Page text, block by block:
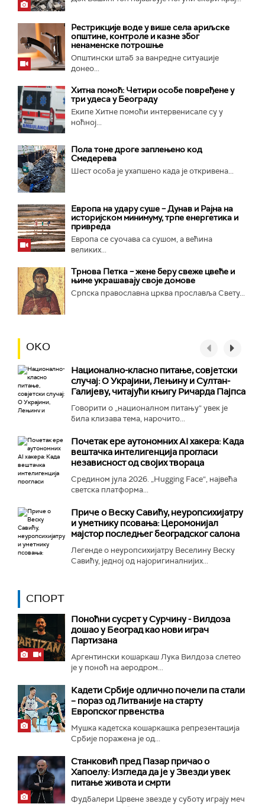
Рестрикције воде у више села ариљске
општине, контроле и казне због
ненаменске потрошње
Општински штаб за ванредне ситуације
донео...
Хитна помоћ: Четири особе повређене у
три удеса у Београду
Екипе Хитне помоћи интервенисале су у
ноћној...
Пола тоне дроге заплењено код
Смедерева
Шест особа је ухапшено када је откривена...
Европа на удару суше – Дунав и Рајна на
историјском минимуму, трпе енергетика и
привреда
Европа се суочава са сушом, а већина
великих...
Трнова Петка – жене беру свеже цвеће и
њиме украшавају своје домове
Српска православна црква прославља Свету...
ОКО
Национално-класнo питање, совјетски
случај: О Украјини, Лењину и Султан-
Галијеву, читајући књигу Ричарда Пајпса
Говорити о „националном питању“ увек је
била клизава тема, нарочито...
Почетак ере аутономних AI хакера: Када
вештачка интелигенција прогласи
независност од својих твораца
Средином јула 2026. „Hugging Face“, највећа
светска платформа...
Приче о Веску Савићу, неуропсихијатру
и уметнику псовања: Церомонијал
мајстор последњег београдског салона
Легенде о неуропсихијатру Веселину Веску
Савићу, једној од најоригиналнијих...
СПОРТ
Поноћни сусрет у Сурчину - Вилдоза
дошао у Београд као нови играч
Партизана
Аргентински кошаркаш Лука Вилдоза слетео
је у поноћ на аеродром...
Кадети Србије одлично почели па стали
– пораз од Литваније на старту
Европског првенства
Мушка кадетска кошаркашка репрезентација
Србије поражена је од...
Станковић пред Пазар причао о
Хапоелу: Изгледа да је у Звезди увек
питање живота и смрти
Фудбалери Црвене звезде у суботу играју меч